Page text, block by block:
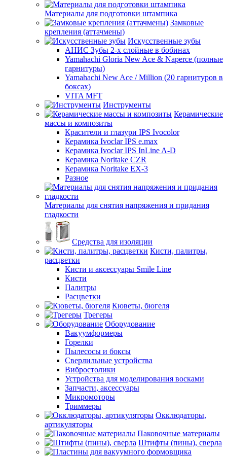
Материалы для подготовки штампика
Замковые
крепления (аттачмены)
Искусственные зубы
АНИС Зубы 2-х слойные в бобинах
Yamahachi Gloria New Ace & Naperce (полные
гарнитуры)
Yamahachi New Ace / Million (20 гарнитуров в
боксах)
VITA MFT
Инструменты
Керамические
массы и композиты
Красители и глазури IPS Ivocolor
Керамика Ivoclar IPS e.max
Керамика Ivoclar IPS InLine A-D
Керамика Noritake CZR
Керамика Noritake EX-3
Разное
Материалы для снятия напряжения и придания
гладкости
Средства для изоляции
Кисти, палитры,
расцветки
Кисти и аксессуары Smile Line
Кисти
Палитры
Расцветки
Кюветы, бюгеля
Трегеры
Оборудование
Вакуумформеры
Горелки
Пылесосы и боксы
Сверлильные устройства
Вибростолики
Устройства для моделирования восками
Запчасти, аксессуары
Микромоторы
Триммеры
Окклюдаторы,
артикуляторы
Паковочные материалы
Штифты (пины), сверла